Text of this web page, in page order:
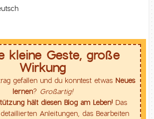
kleine Geste, große
Wirkung
gefallen und du konntest etwas Neues
lernen? Großartig!
hält diesen Blog am Leben! Das
Anleitungen, das Bearbeiten